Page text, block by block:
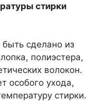
стирки
сделано из
полиэстера,
волокон.
особого ухода,
стирки.